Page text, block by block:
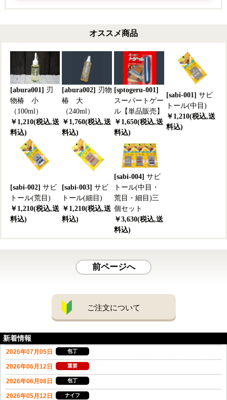
オススメ商品
[abura001] 刃
物椿 小
（100ml）
￥1,210(税込,送
料込)
[abura002] 刃物
椿 大
（240ml）
￥1,760(税込,送
料込)
[sptogeru-001]
スーパートゲー
ル【単品販売】
￥1,650(税込,送
料込)
[sabi-001] サビ
トール(中目)
￥1,210(税込,送
料込)
[sabi-002] サビ
トール(荒目)
￥1,210(税込,送
料込)
[sabi-003] サビ
トール(細目)
￥1,210(税込,送
料込)
[sabi-004] サビ
トール(中目・
荒目・細目)三
個セット
￥3,630(税込,送
料込)
前ページへ
ご注文について
新着情報